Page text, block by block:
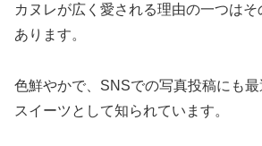
カヌレが広く愛される理由の一つは
あります。
色鮮やかで、SNSでの写真投稿にも最
スイーツとして知られています。